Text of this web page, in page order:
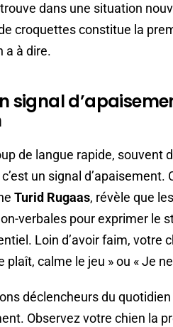
trouve dans une situation
croquettes constitue la
a à dire.
signal
de langue rapide, souvent
un signal
Turid Rugaas, révèle que
verbales pour exprimer le
Loin d’avoir faim, votre
plaît, calme le jeu » ou « Je
déclencheurs du
Observez votre chien la